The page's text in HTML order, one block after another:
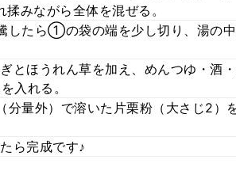
みながら全体を混ぜる。
したら①の袋の端を少し切り、湯の
ほうれん草を加え、めんつゆ・酒
入れる。
分量外）で溶いた片栗粉（大さじ2）
ら完成です♪